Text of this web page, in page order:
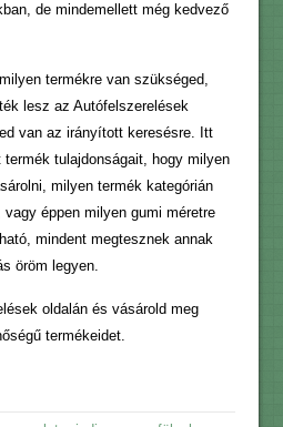
de mindemellett még kedvező
termékre van szükséged,
lesz az Autófelszerelések
van az irányított keresésre. Itt
tulajdonságait, hogy milyen
milyen termék kategórián
éppen milyen gumi méretre
mindent megtesznek annak
öröm legyen.
oldalán és vásárold meg
termékeidet.